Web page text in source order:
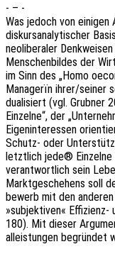
- – -
Was jedoch von
diskurs­ana­ly­ti­scher
neoli­be­ra­ler
Menschen­bil­des der
im Sinn des „Homo
Mana­gerïn ihrer/seiner
dua­li­siert (vgl. Grub­ner
Einzel­ne“, der
Eigen­in­ter­es­sen
Schutz- oder
letzt­lich jede®
ver­ant­wort­lich sein
Markt­ge­sche­hens soll
be­werb mit den
»subjek­ti­ven«
180). Mit dieser
al­leis­tun­gen begrün­det